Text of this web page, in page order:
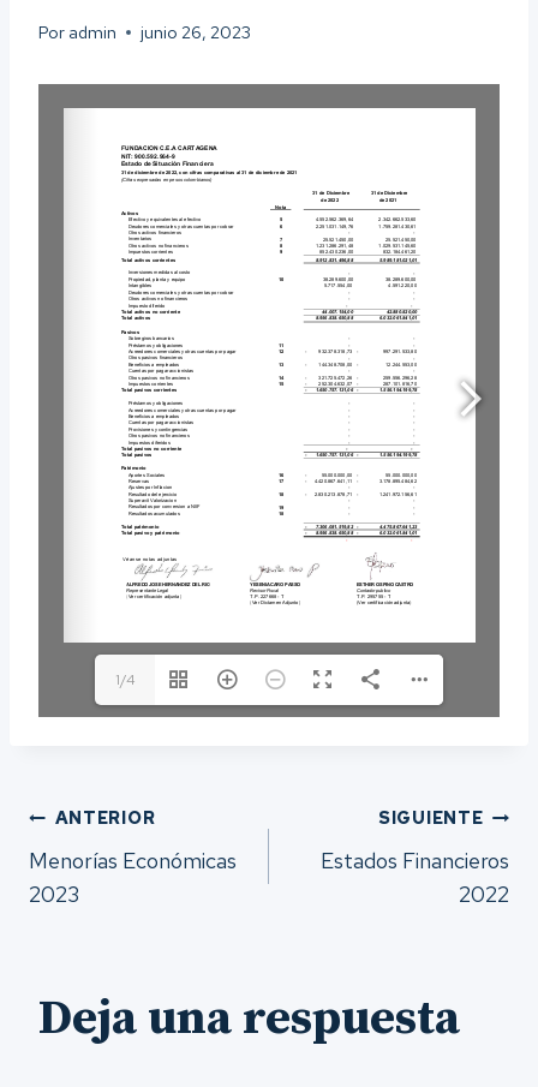
Por admin junio 26, 2023
1/4
Navegación
de
ANTERIOR
Menorías Económicas
2023
SIGUIENTE
Estados Financieros
2022
Deja una respuesta